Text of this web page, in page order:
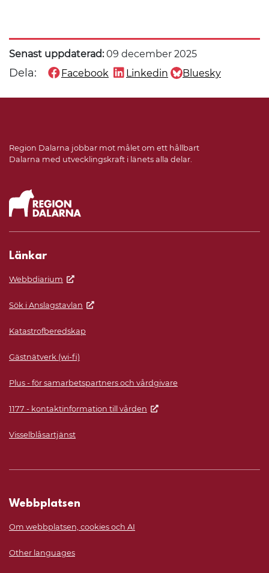
Senast uppdaterad:09 december 2025
Dela: Dela denna sida på
Facebook
Dela denna sida på
Linkedin
Dela denna sida på
Bluesky
Region Dalarna jobbar mot målet om ett hållbart
Dalarna med utvecklingskraft i länets alla delar.
Länkar
Webbdiarium
Sök i Anslagstavlan
Katastrofberedskap
Gästnätverk (wi-fi)
Plus - för samarbetspartners och vårdgivare
1177 - kontaktinformation till vården
Visselblåsartjänst
Webbplatsen
Om webbplatsen, cookies och AI
Other languages